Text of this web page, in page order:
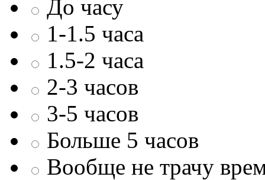
До часу
1-1.5 часа
1.5-2 часа
2-3 часов
3-5 часов
Больше 5 часов
Вообще не трачу